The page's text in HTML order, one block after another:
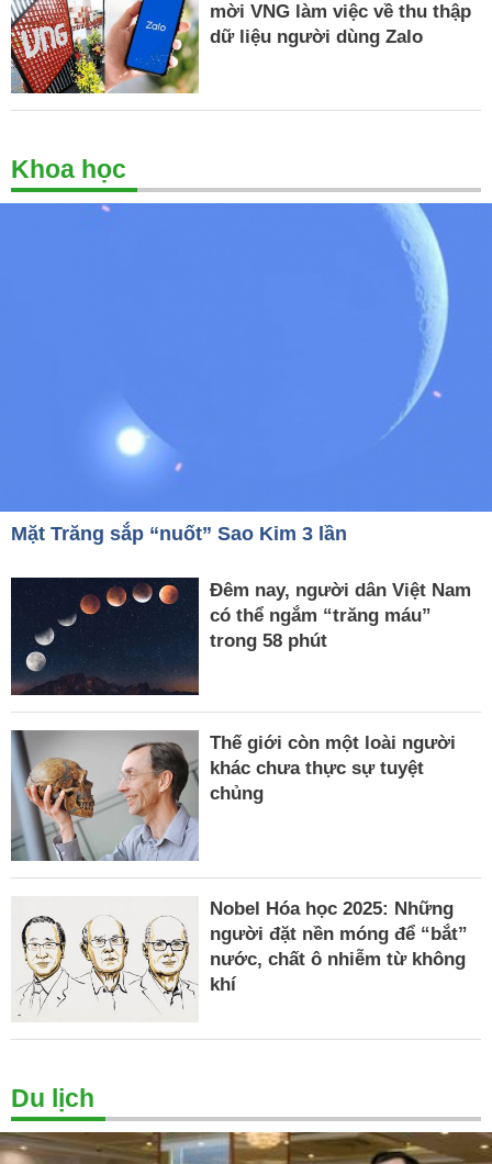
mời VNG làm việc về thu thập
dữ liệu người dùng Zalo
Khoa học
Mặt Trăng sắp “nuốt” Sao Kim 3 lần
Đêm nay, người dân Việt Nam
có thể ngắm “trăng máu”
trong 58 phút
Thế giới còn một loài người
khác chưa thực sự tuyệt
chủng
Nobel Hóa học 2025: Những
người đặt nền móng để “bắt”
nước, chất ô nhiễm từ không
khí
Du lịch